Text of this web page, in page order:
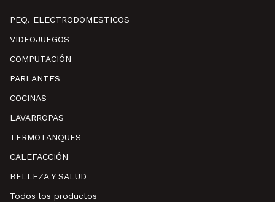
PEQ. ELECTRODOMESTICOS
VIDEOJUEGOS
COMPUTACIÓN
PARLANTES
COCINAS
LAVARROPAS
TERMOTANQUES
CALEFACCIÓN
BELLEZA Y SALUD
Todos los productos